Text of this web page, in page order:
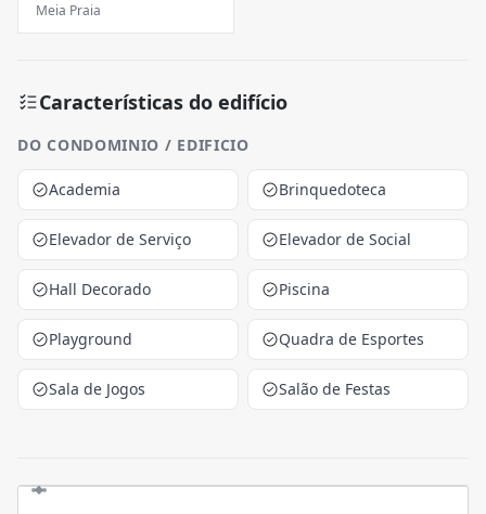
Meia Praia
Características do edifício
DO CONDOMINIO / EDIFICIO
Academia Brinquedoteca
Elevador de Serviço Elevador de Social
Hall Decorado Piscina
Playground Quadra de Esportes
Sala de Jogos Salão de Festas